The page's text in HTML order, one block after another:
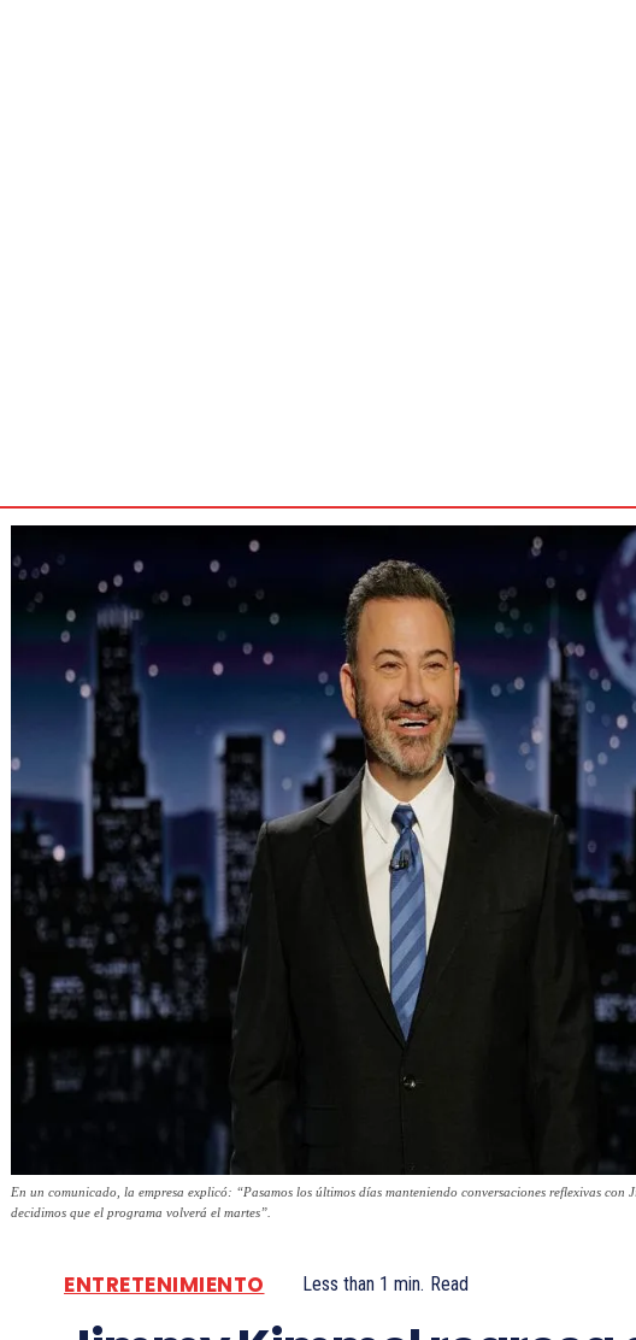
En un comunicado, la empresa explicó: “Pasamos los últimos días manteniendo conversaciones reflexivas con
decidimos que el programa volverá el martes”.
ENTRETENIMIENTO Less than 1 min. Read